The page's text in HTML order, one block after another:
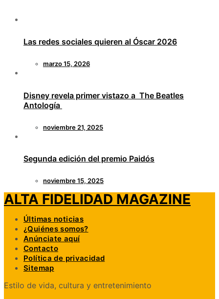
Las redes sociales quieren al Óscar 2026
marzo 15, 2026
Disney revela primer vistazo a The Beatles
Antología
noviembre 21, 2025
Segunda edición del premio Paidós
noviembre 15, 2025
ALTA FIDELIDAD MAGAZINE
Últimas noticias
¿Quiénes somos?
Anúnciate aquí
Contacto
Política de privacidad
Sitemap
Estilo de vida, cultura y entretenimiento